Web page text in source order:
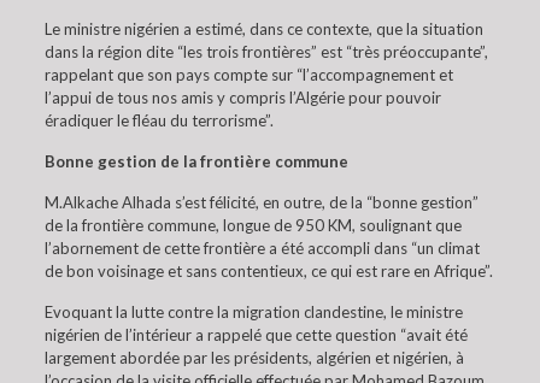
Le ministre nigérien a estimé, dans ce contexte, que la situation
dans la région dite “les trois frontières” est “très préoccupante”,
rappelant que son pays compte sur “l’accompagnement et
l’appui de tous nos amis y compris l’Algérie pour pouvoir
éradiquer le fléau du terrorisme”.
Bonne gestion de la frontière commune
M.Alkache Alhada s’est félicité, en outre, de la “bonne gestion”
de la frontière commune, longue de 950 KM, soulignant que
l’abornement de cette frontière a été accompli dans “un climat
de bon voisinage et sans contentieux, ce qui est rare en Afrique”.
Evoquant la lutte contre la migration clandestine, le ministre
nigérien de l’intérieur a rappelé que cette question “avait été
largement abordée par les présidents, algérien et nigérien, à